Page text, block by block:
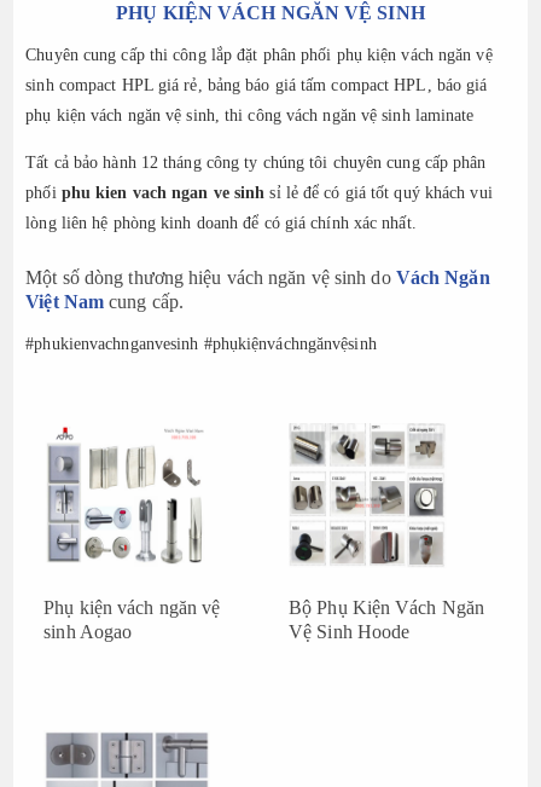
PHỤ KIỆN VÁCH NGĂN VỆ SINH
Chuyên cung cấp thi công lắp đặt phân phối phụ kiện vách ngăn vệ
sinh compact HPL giá rẻ, bảng báo giá tấm compact HPL, báo giá
phụ kiện vách ngăn vệ sinh, thi công vách ngăn vệ sinh laminate
Tất cả bảo hành 12 tháng công ty chúng tôi chuyên cung cấp phân
phối phu kien vach ngan ve sinh sỉ lẻ để có giá tốt quý khách vui
lòng liên hệ phòng kinh doanh để có giá chính xác nhất.
Một số dòng thương hiệu vách ngăn vệ sinh do Vách Ngăn
Việt Nam cung cấp.
#phukienvachnganvesinh #phụkiệnváchngănvệsinh
Phụ kiện vách ngăn vệ
sinh Aogao
Bộ Phụ Kiện Vách Ngăn
Vệ Sinh Hoode